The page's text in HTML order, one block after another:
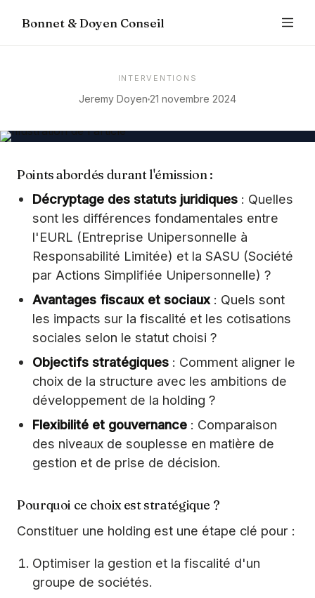
Bonnet & Doyen Conseil
INTERVENTIONS
Jeremy Doyen 21 novembre 2024
Points abordés durant l'émission :
Décryptage des statuts juridiques : Quelles
sont les différences fondamentales entre
l'EURL (Entreprise Unipersonnelle à
Responsabilité Limitée) et la SASU (Société
par Actions Simplifiée Unipersonnelle) ?
Avantages fiscaux et sociaux : Quels sont
les impacts sur la fiscalité et les cotisations
sociales selon le statut choisi ?
Objectifs stratégiques : Comment aligner le
choix de la structure avec les ambitions de
développement de la holding ?
Flexibilité et gouvernance : Comparaison
des niveaux de souplesse en matière de
gestion et de prise de décision.
Pourquoi ce choix est stratégique ?
Constituer une holding est une étape clé pour :
Optimiser la gestion et la fiscalité d'un
groupe de sociétés.